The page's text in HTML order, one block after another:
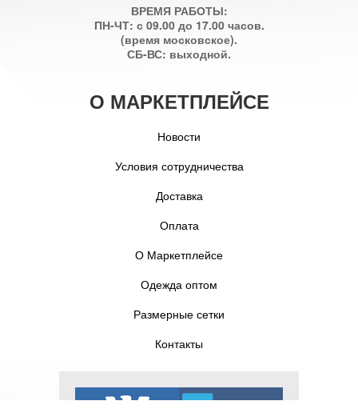
ВРЕМЯ РАБОТЫ:
ПН-ЧТ: с 09.00 до 17.00 часов.
(время московское).
СБ-ВС: выходной.
О МАРКЕТПЛЕЙСЕ
Новости
Условия сотрудничества
Доставка
Оплата
О Маркетплейсе
Одежда оптом
Размерные сетки
Контакты